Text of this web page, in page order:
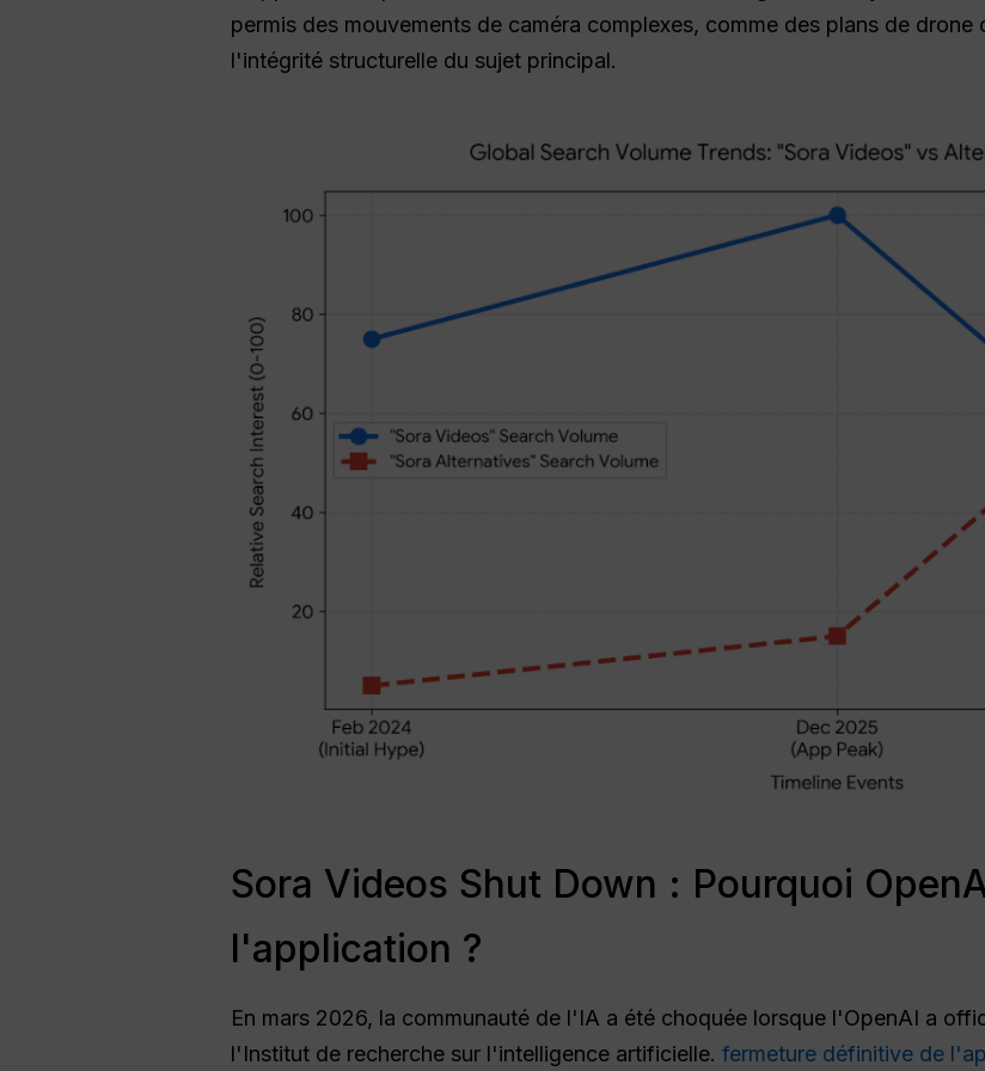
permis des mouvements de caméra complexes, comme des plans de
l'intégrité structurelle du sujet principal.
Sora Videos Shut Down : Pourquoi
l'application ?
En mars 2026, la communauté de l'IA a été choquée lorsque l'OpenAI a
l'Institut de recherche sur l'intelligence artificielle. fermeture définitive de